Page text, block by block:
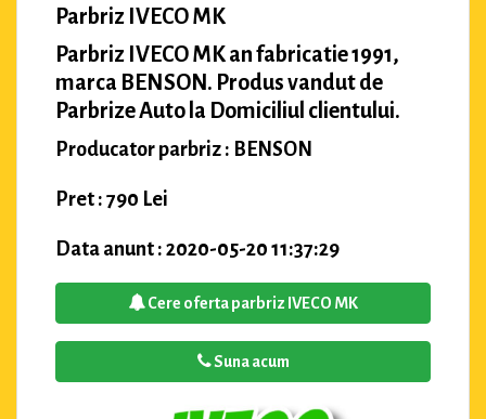
Parbriz IVECO MK
Parbriz IVECO MK an fabricatie 1991,
marca BENSON. Produs vandut de
Parbrize Auto la Domiciliul clientului.
Producator parbriz : BENSON
Pret : 790 Lei
Data anunt : 2020-05-20 11:37:29
Cere oferta parbriz IVECO MK
Suna acum